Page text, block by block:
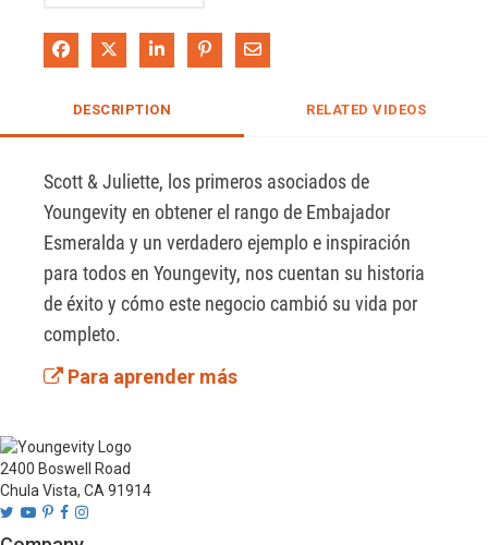
Share on Facebook
Share on XShare on LinkedIn
Pin on Pinterest
Share via Email
DESCRIPTION RELATED VIDEOS
Scott & Juliette, los primeros asociados de
Youngevity en obtener el rango de Embajador
Esmeralda y un verdadero ejemplo e inspiración
para todos en Youngevity, nos cuentan su historia
de éxito y cómo este negocio cambió su vida por
completo.
Para aprender más
2400 Boswell Road
Chula Vista, CA 91914